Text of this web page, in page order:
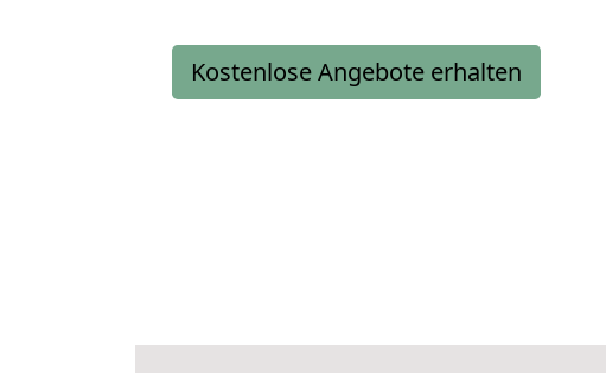
Kostenlose Angebote erhalten